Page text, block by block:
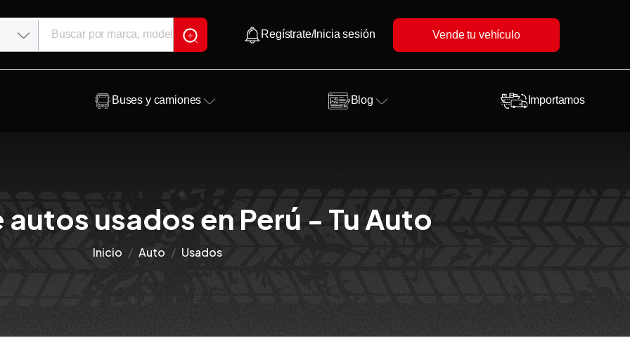
Regístrate/Inicia sesión Vende tu vehículo
Buses y camiones Blog Importamos
autos usados en Perú - Tu Auto
Inicio Auto Usados